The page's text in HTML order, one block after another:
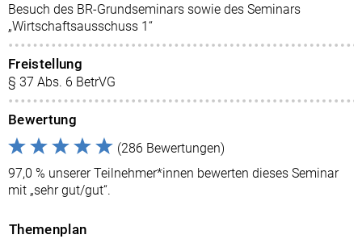
Besuch des BR-Grundseminars sowie des Seminars
„Wirtschaftsausschuss 1“
Freistellung
§ 37 Abs. 6 BetrVG
Bewertung
(286 Bewertungen)
97,0 % unserer Teilnehmer*innen bewerten dieses Seminar
mit „sehr gut/gut“.
Themenplan